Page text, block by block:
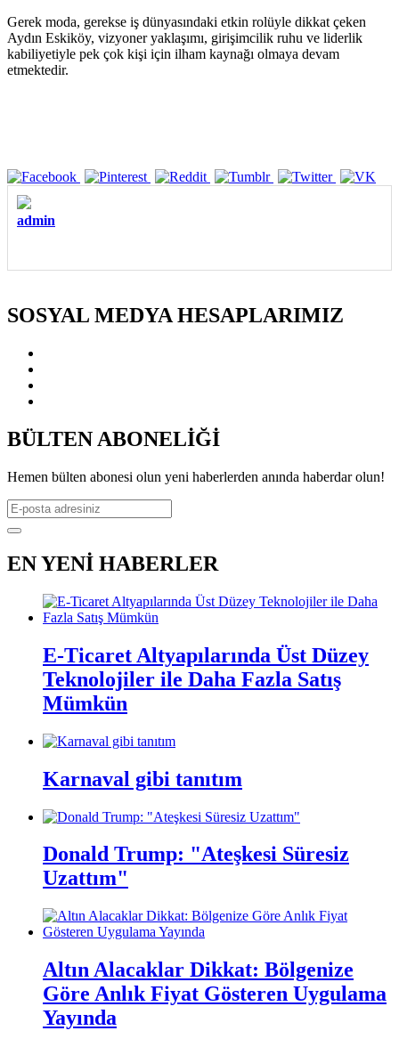
Gerek moda, gerekse iş dünyasındaki etkin rolüyle dikkat çeken
Aydın Eskiköy, vizyoner yaklaşımı, girişimcilik ruhu ve liderlik
kabiliyetiyle pek çok kişi için ilham kaynağı olmaya devam
etmektedir.
admin
SOSYAL MEDYA HESAPLARIMIZ
BÜLTEN ABONELİĞİ
Hemen bülten abonesi olun yeni haberlerden anında haberdar olun!
EN YENİ HABERLER
E-Ticaret Altyapılarında Üst Düzey
Teknolojiler ile Daha Fazla Satış
Mümkün
Karnaval gibi tanıtım
Donald Trump: "Ateşkesi Süresiz
Uzattım"
Altın Alacaklar Dikkat: Bölgenize
Göre Anlık Fiyat Gösteren Uygulama
Yayında